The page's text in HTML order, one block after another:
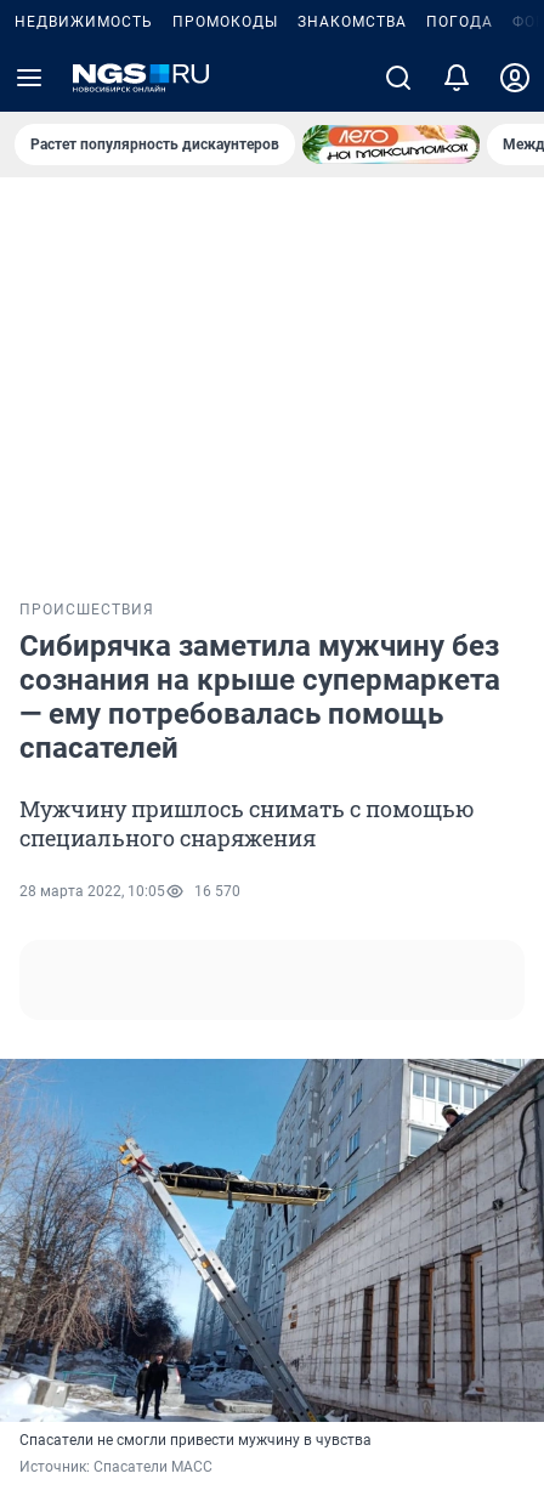
НЕДВИЖИМОСТЬ ПРОМОКОДЫ ЗНАКОМСТВА ПОГОДА
Растет популярность дискаунтеров
ПРОИСШЕСТВИЯ
Сибирячка заметила мужчину без
сознания на крыше супермаркета
— ему потребовалась помощь
спасателей
Мужчину пришлось снимать с помощью
специального снаряжения
28 марта 2022, 10:05 16 570
Спасатели не смогли привести мужчину в чувства
Источник: Спасатели МАСС